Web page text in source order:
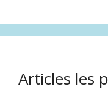
Articles les